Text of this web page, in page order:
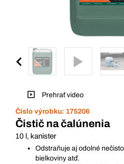
Prehrať video
Číslo výrobku: 175206
Čistič na čalúnenia
10 l, kanister
Odstraňuje aj odolné
bielkoviny atď.